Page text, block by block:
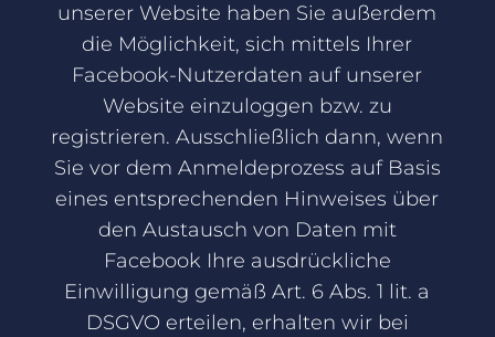
unserer Website haben Sie außerdem
die Möglichkeit, sich mittels Ihrer
Facebook-Nutzerdaten auf unserer
Website einzuloggen bzw. zu
registrieren. Ausschließlich dann, wenn
Sie vor dem Anmeldeprozess auf Basis
eines entsprechenden Hinweises über
den Austausch von Daten mit
Facebook Ihre ausdrückliche
Einwilligung gemäß Art. 6 Abs. 1 lit. a
DSGVO erteilen, erhalten wir bei